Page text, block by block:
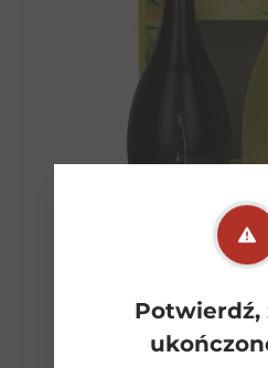
Potwierdź,
Bottega